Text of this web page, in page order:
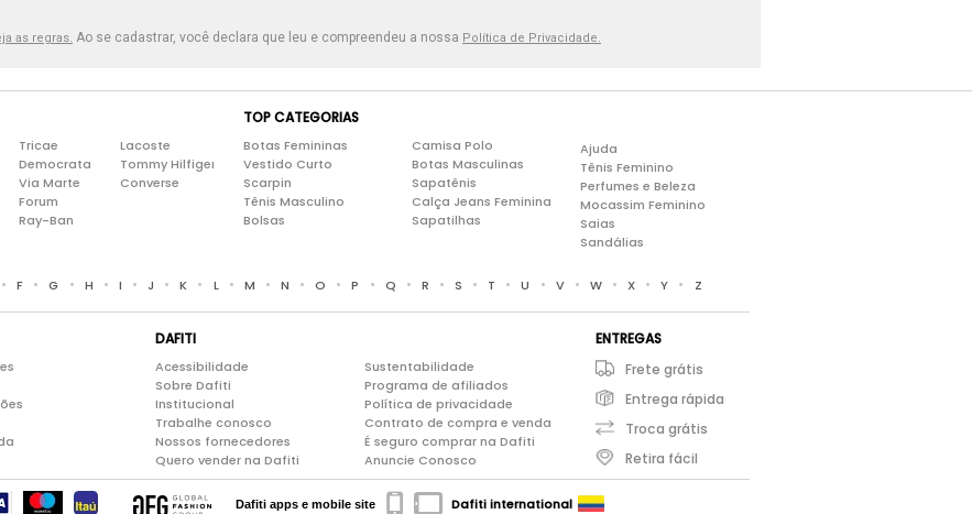
as regras. Ao se cadastrar, você declara que leu e compreendeu a nossa Política de Privacidade.
Tricae
Democrata
Via Marte
Forum
Ray-Ban
Lacoste
Tommy Hilfiger
Converse
TOP CATEGORIAS
Botas Femininas
Vestido Curto
Scarpin
Tênis Masculino
Bolsas
Camisa Polo
Botas Masculinas
Sapatênis
Calça Jeans Feminina
Sapatilhas
Ajuda
Tênis Feminino
Perfumes e Beleza
Mocassim Feminino
Saias
Sandálias
• F • G • H • I • J • K • L • M • N • O • P • Q • R • S • T • U • V • W • X • Y • Z
DAFITI
Acessibilidade
Sobre Dafiti
Institucional
Trabalhe conosco
Nossos fornecedores
Quero vender na Dafiti
Sustentabilidade
Programa de afiliados
Política de privacidade
Contrato de compra e venda
É seguro comprar na Dafiti
Anuncie Conosco
ENTREGAS
Frete grátis
Entrega rápida
Troca grátis
Retira fácil
Dafiti apps e mobile site Dafiti international